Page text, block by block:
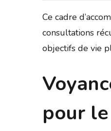
Ce cadre
consultations
objectifs de vie
pour